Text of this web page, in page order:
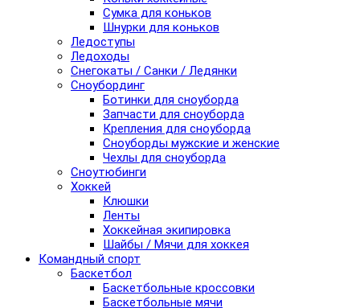
Сумка для коньков
Шнурки для коньков
Ледоступы
Ледоходы
Снегокаты / Санки / Ледянки
Сноубординг
Ботинки для сноуборда
Запчасти для сноуборда
Крепления для сноуборда
Сноуборды мужские и женские
Чехлы для сноуборда
Сноутюбинги
Хоккей
Клюшки
Ленты
Хоккейная экипировка
Шайбы / Мячи для хоккея
Командный спорт
Баскетбол
Баскетбольные кроссовки
Баскетбольные мячи